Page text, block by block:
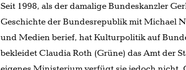
Seit 1998, als der damalige Bundeskanzler
Geschichte der Bundesrepublik mit Michael
und Medien berief, hat Kulturpolitik auf
bekleidet Claudia Roth (Grüne) das Amt der